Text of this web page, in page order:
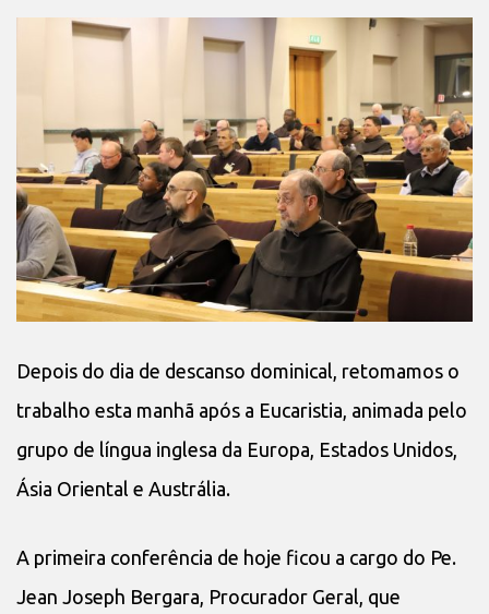
Depois do dia de descanso dominical, retomamos o
trabalho esta manhã após a Eucaristia, animada pelo
grupo de língua inglesa da Europa, Estados Unidos,
Ásia Oriental e Austrália.
A primeira conferência de hoje ficou a cargo do Pe.
Jean Joseph Bergara, Procurador Geral, que